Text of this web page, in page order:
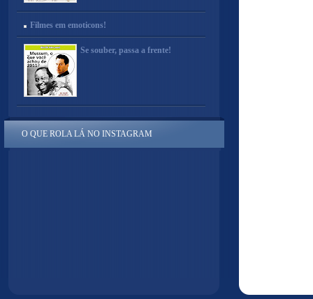
Filmes em emoticons!
Se souber, passa a frente!
O QUE ROLA LÁ NO INSTAGRAM